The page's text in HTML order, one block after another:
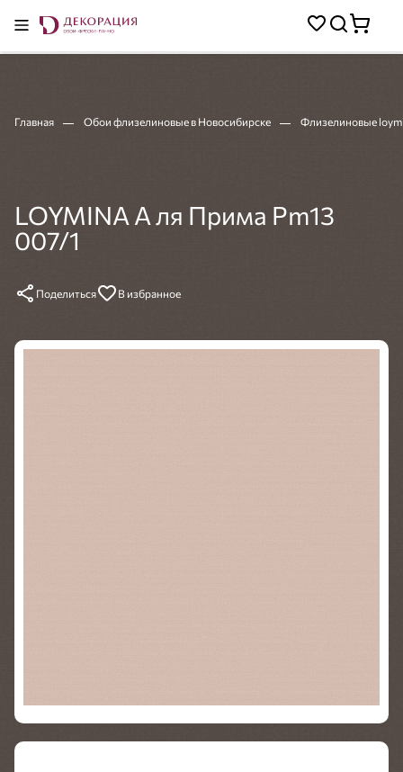
Главная Обои флизелиновые в Новосибирске Флизелиновые
LOYMINA А ля Прима Pm13
007/1
Поделиться В избранное